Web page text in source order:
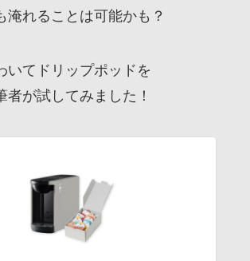
淹れることは可能かも？
いてドリップポッドを
者が試してみました！